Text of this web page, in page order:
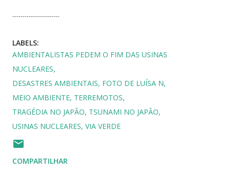
-----------------------
LABELS:
AMBIENTALISTAS PEDEM O FIM DAS USINAS
NUCLEARES
DESASTRES AMBIENTAIS FOTO DE LUÍSA N
MEIO AMBIENTE TERREMOTOS
TRAGÉDIA NO JAPÃO TSUNAMI NO JAPÃO
USINAS NUCLEARES VIA VERDE
COMPARTILHAR